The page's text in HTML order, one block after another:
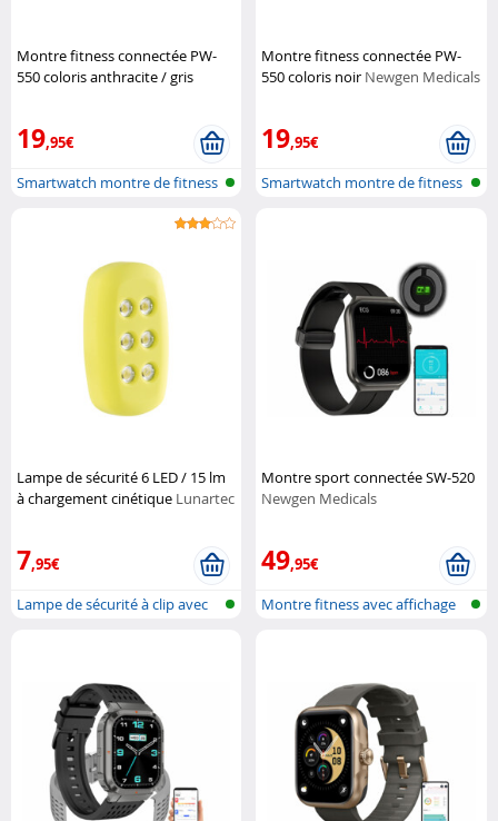
Montre fitness connectée PW-
550 coloris anthracite / gris
19,95€
Smartwatch montre de fitness
Montre fitness connectée PW-
550 coloris noir Newgen Medicals
19,95€
Smartwatch montre de fitness
Lampe de sécurité 6 LED / 15 lm
à chargement cinétique Lunartec
7,95€
Lampe de sécurité à clip avec
Montre sport connectée SW-520
Newgen Medicals
49,95€
Montre fitness avec affichage